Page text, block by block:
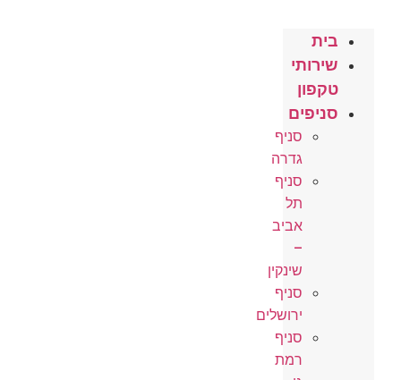
בית
שירותי
טקפון
סניפים
סניף
גדרה
סניף
תל
אביב
–
שינקין
סניף
ירושלים
סניף
רמת